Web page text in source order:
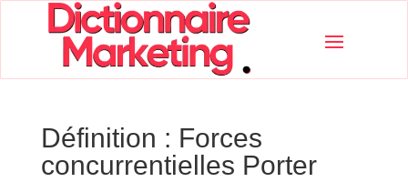
Définition : Forces
concurrentielles Porter